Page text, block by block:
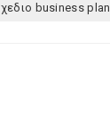
business plan